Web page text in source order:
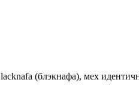
(блэкнафа), мех